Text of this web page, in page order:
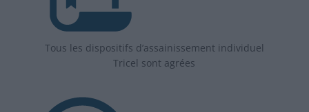
Tous les dispositifs d’assainissement individuel
Tricel sont agrées